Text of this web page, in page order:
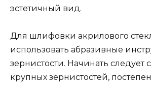
эстетичный вид.
Для шлифовки акрилового
использовать абразивные
зернистости. Начинать следует
крупных зернистостей,